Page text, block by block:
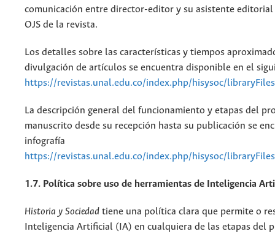
comunicación entre director-editor y su asistente
OJS de la revista.
Los detalles sobre las características y tiempos
divulgación de artículos se encuentra disponible en el
https://revistas.unal.edu.co/index.php/hisysoc/
La descripción general del funcionamiento y etapas del
manuscrito desde su recepción hasta su publicación se
infografía
https://revistas.unal.edu.co/index.php/hisysoc/
1.7. Política sobre uso de herramientas de Inteligencia
Historia y Sociedad tiene una política clara que permite o
Inteligencia Artificial (IA) en cualquiera de las etapas del